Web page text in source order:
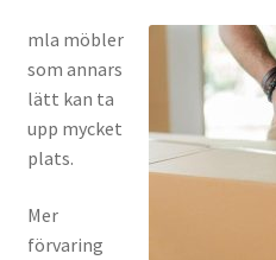
mla möbler
som annars
lätt kan ta
upp mycket
plats.
Mer
förvaring